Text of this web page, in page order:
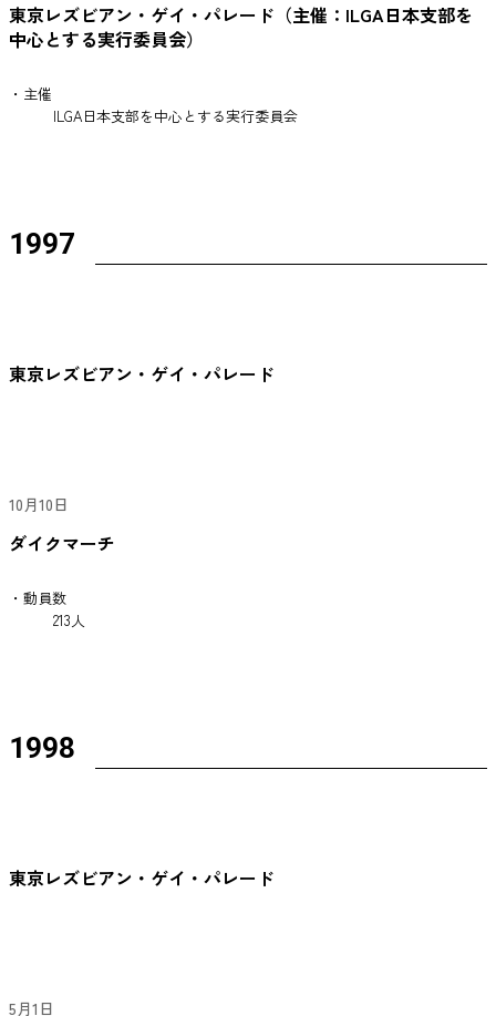
東京レズビアン・ゲイ・パレード（主催：ILGA日本支部を
中心とする実行委員会）
・主催
ILGA日本支部を中心とする実行委員会
1997
東京レズビアン・ゲイ・パレード
10月10日
ダイクマーチ
・動員数
213人
1998
東京レズビアン・ゲイ・パレード
5月1日